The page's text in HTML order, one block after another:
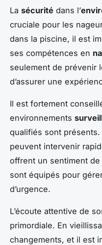
La sécurité dans l’
cruciale pour les
dans la piscine, il est
ses compétences en
seulement de prévenir
d’assurer une
Il est fortement
environnements
qualifiés sont
peuvent intervenir
offrent un sentiment
sont équipés pour
d’urgence.
L’écoute attentive de
primordiale. En
changements, et il est